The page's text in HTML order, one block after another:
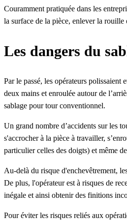
Couramment pratiquée dans les
la surface de la pièce, enlever la
Les dangers du
Par le passé, les opérateurs
deux mains et enroulée autour de
sablage pour tour conventionnel.
Un grand nombre d’accidents sur les
s'accrocher à la pièce à travailler,
particulier celles des doigts) et même
Au-delà du risque d'enchevêtrement,
De plus, l'opérateur est à risques de
inégale et ainsi obtenir des finitions
Pour éviter les risques reliés aux